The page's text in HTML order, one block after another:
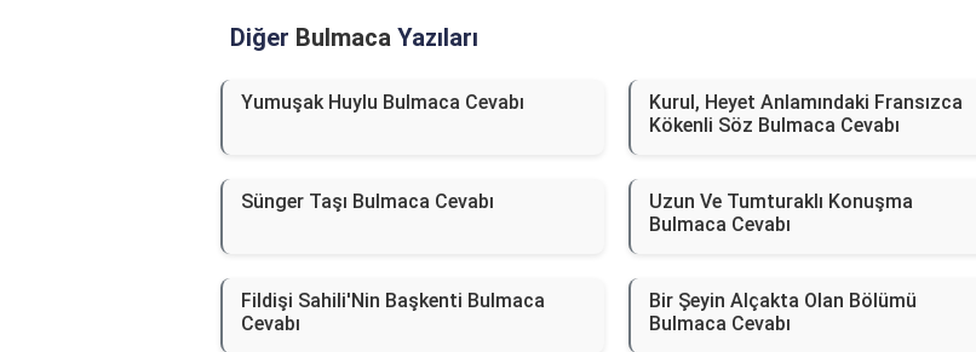
Diğer Bulmaca Yazıları
Yumuşak Huylu Bulmaca Cevabı
Kurul, Heyet Anlamındaki Fransızca
Kökenli Söz Bulmaca Cevabı
Sünger Taşı Bulmaca Cevabı
Uzun Ve Tumturaklı Konuşma
Bulmaca Cevabı
Fildişi Sahili'Nin Başkenti Bulmaca
Cevabı
Bir Şeyin Alçakta Olan Bölümü
Bulmaca Cevabı